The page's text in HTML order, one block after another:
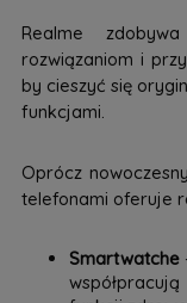
Realme
rozwiązaniom i
by cieszyć się
funkcjami.
Oprócz
telefonami oferuje
Smartwatche